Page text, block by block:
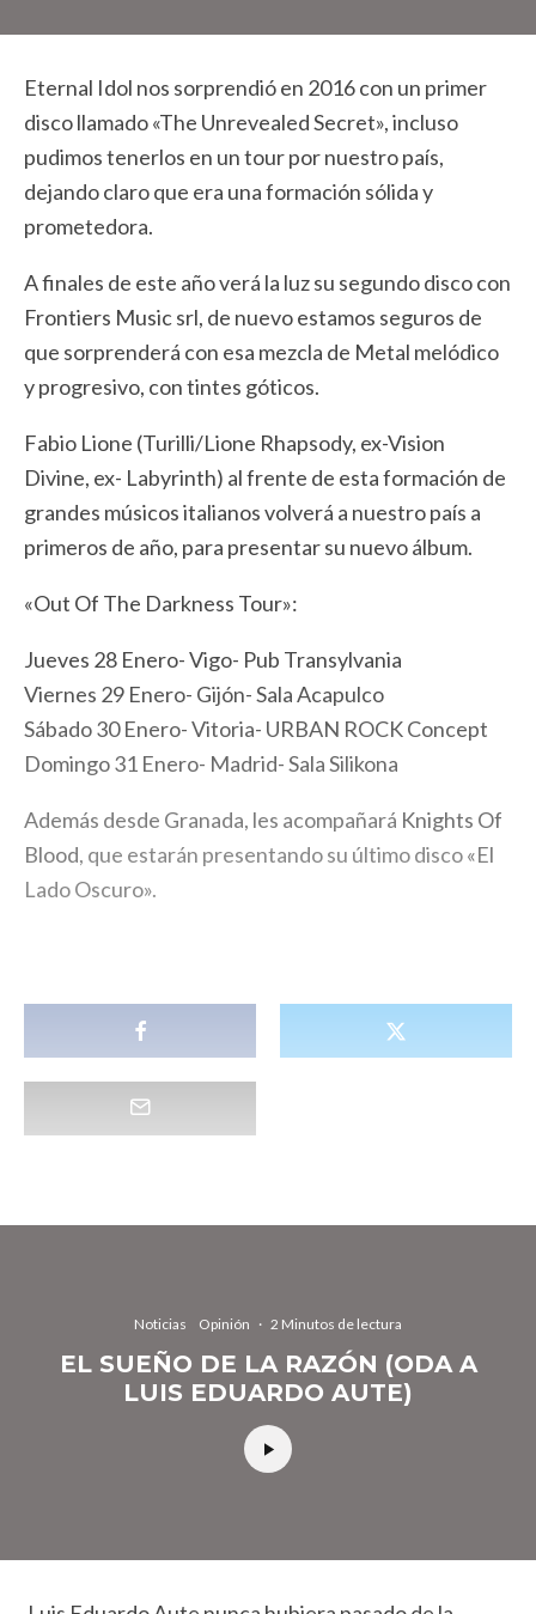
Eternal Idol nos sorprendió en 2016 con un primer
disco llamado «The Unrevealed Secret», incluso
pudimos tenerlos en un tour por nuestro país,
dejando claro que era una formación sólida y
prometedora.
A finales de este año verá la luz su segundo disco con
Frontiers Music srl, de nuevo estamos seguros de
que sorprenderá con esa mezcla de Metal melódico
y progresivo, con tintes góticos.
Fabio Lione (Turilli/Lione Rhapsody, ex-Vision
Divine, ex- Labyrinth) al frente de esta formación de
grandes músicos italianos volverá a nuestro país a
primeros de año, para presentar su nuevo álbum.
«Out Of The Darkness Tour»:
Jueves 28 Enero- Vigo- Pub Transylvania
Viernes 29 Enero- Gijón- Sala Acapulco
Sábado 30 Enero- Vitoria- URBAN ROCK Concept
Domingo 31 Enero- Madrid- Sala Silikona
Además desde Granada, les acompañará Knights Of
Blood, que estarán presentando su último disco«El
Lado Oscuro».
Noticias Opinión · 2 Minutos de lectura
EL SUEÑO DE LA RAZÓN (ODA A
LUIS EDUARDO AUTE)